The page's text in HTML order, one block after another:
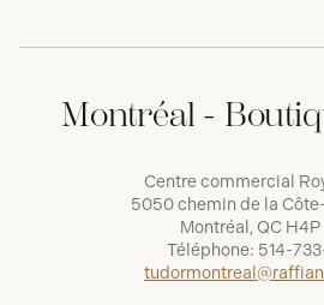
Montréal -
Centre commercial
5050 chemin de la
Montréal, QC
Téléphone: 514-